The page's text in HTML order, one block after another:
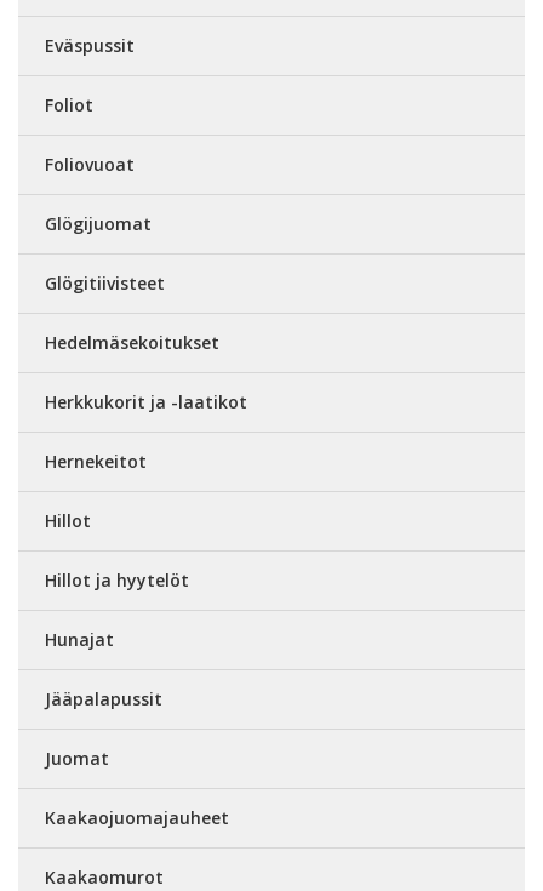
Eväspussit
Foliot
Foliovuoat
Glögijuomat
Glögitiivisteet
Hedelmäsekoitukset
Herkkukorit ja -laatikot
Hernekeitot
Hillot
Hillot ja hyytelöt
Hunajat
Jääpalapussit
Juomat
Kaakaojuomajauheet
Kaakaomurot